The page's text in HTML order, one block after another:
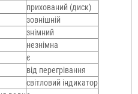
прихований (диск)
зовнішній
знімний
незнімна
є
від перегрівання
світловий індикатор